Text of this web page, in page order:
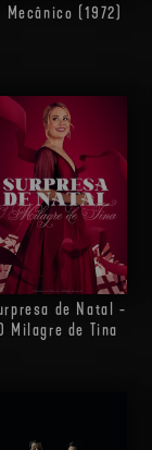
Mecânico (1972)
de Natal -
Milagre de Tina